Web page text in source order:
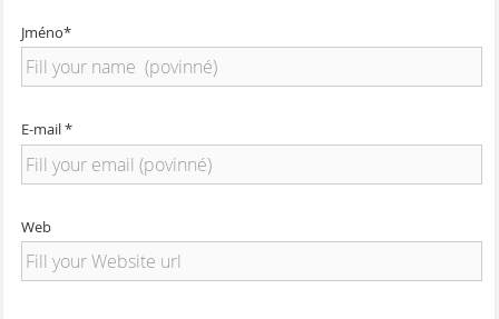
Jméno*
E-mail *
Web